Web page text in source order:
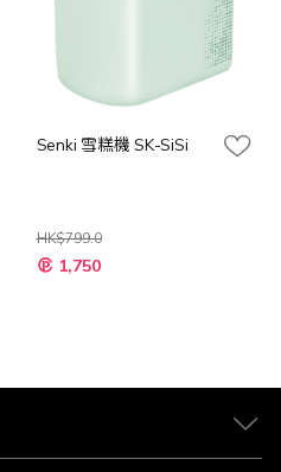
Senki 雪糕機 SK-SiSi
HK$799.0
特
殊 1,750